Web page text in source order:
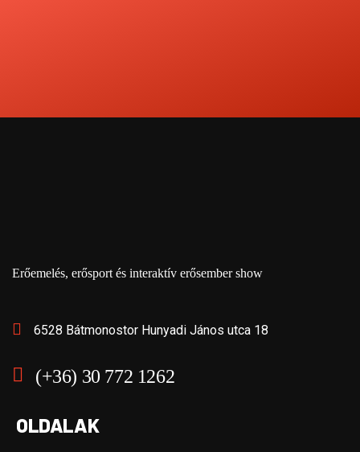
Erőemelés, erősport és interaktív erősember show
6528 Bátmonostor Hunyadi János utca 18
(+36) 30 772 1262
OLDALAK